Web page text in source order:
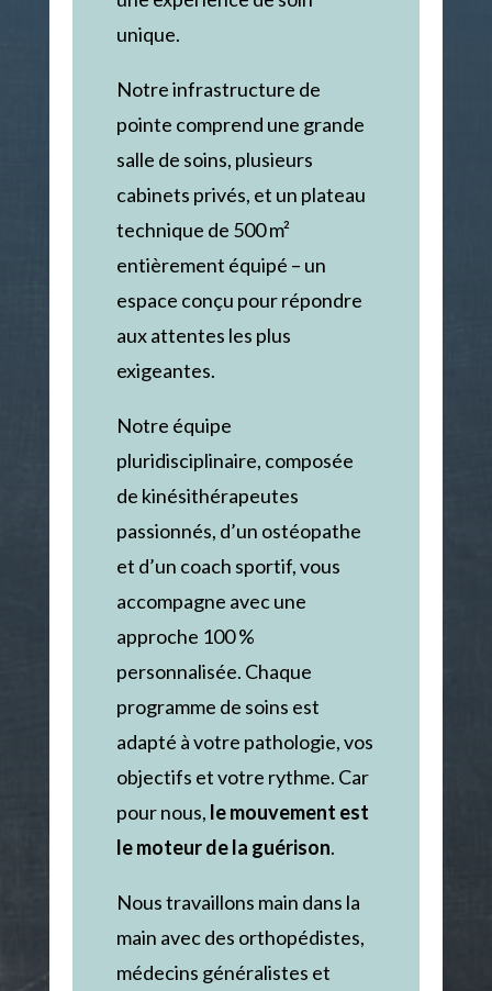
unique.
Notre infrastructure de
pointe comprend une grande
salle de soins, plusieurs
cabinets privés, et un plateau
technique de 500 m²
entièrement équipé – un
espace conçu pour répondre
aux attentes les plus
exigeantes.
Notre équipe
pluridisciplinaire, composée
de kinésithérapeutes
passionnés, d’un ostéopathe
et d’un coach sportif, vous
accompagne avec une
approche 100 %
personnalisée. Chaque
programme de soins est
adapté à votre pathologie, vos
objectifs et votre rythme. Car
pour nous, le mouvement est
le moteur de la guérison.
Nous travaillons main dans la
main avec des orthopédistes,
médecins généralistes et